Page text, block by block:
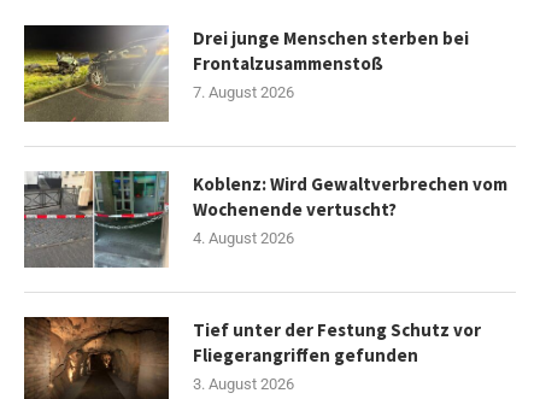
Drei junge Menschen sterben bei
Frontalzusammenstoß
7. August 2026
Koblenz: Wird Gewaltverbrechen vom
Wochenende vertuscht?
4. August 2026
Tief unter der Festung Schutz vor
Fliegerangriffen gefunden
3. August 2026